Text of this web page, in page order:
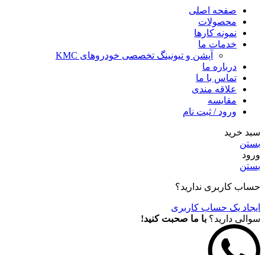
صفحه اصلی
محصولات
نمونه کارها
خدمات ما
آپشن و تیونینگ تخصصی خودروهای KMC
درباره ما
تماس با ما
علاقه مندی
مقايسه
ورود / ثبت نام
سبد خرید
بستن
ورود
بستن
حساب کاربری ندارید؟
ایجاد یک حساب کاربری
سوالی دارید؟ با ما صحبت کنید!